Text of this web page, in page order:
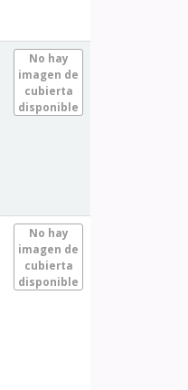
No hay
imagen de
cubierta
disponible
No hay
imagen de
cubierta
disponible